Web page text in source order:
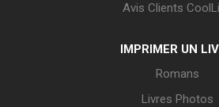
Avis Clients
IMPRIMER UN
Romans
Livres Photos